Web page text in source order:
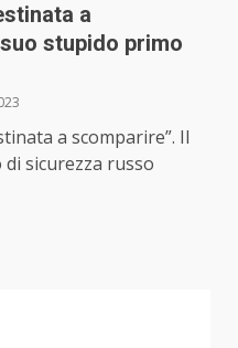
a
stupido primo
a scomparire”. Il
sicurezza russo